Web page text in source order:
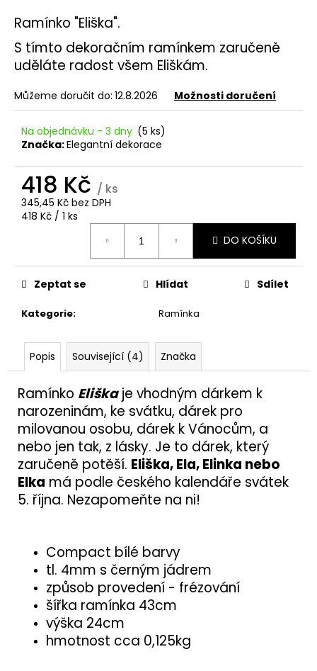
Ramínko "Eliška".
S tímto dekoračním ramínkem zaručeně
uděláte radost všem Eliškám.
Můžeme doručit do: 12.8.2026 Možnosti doručení
Na objednávku - 3 dny (5 ks)
Značka:Elegantní dekorace
418 Kč / ks
345,45 Kč bez DPH
Měrná
418 Kč / 1 ks
DO KOŠÍKU
Kategorie: Ramínka
Zeptat se Hlídat Sdílet
Popis Související (4) Značka
Ramínko Eliškaje vhodným dárkem k
narozeninám, ke svátku, dárek pro
milovanou osobu, dárek k Vánocům, a
nebo jen tak, z lásky. Je to dárek, který
zaručeně potěší. Eliška, Ela, Elinka nebo
Elka má podle českého kalendáře svátek
5. října. Nezapomeňte na ni!
Compact bílé barvy
tl. 4mm s černým jádrem
způsob provedení - frézování
šířka ramínka 43cm
výška 24cm
hmotnost cca 0,125kg
a
j
í
t
?
HLEDAT
o
č
e
e
POLICE
100X200
477
Kč